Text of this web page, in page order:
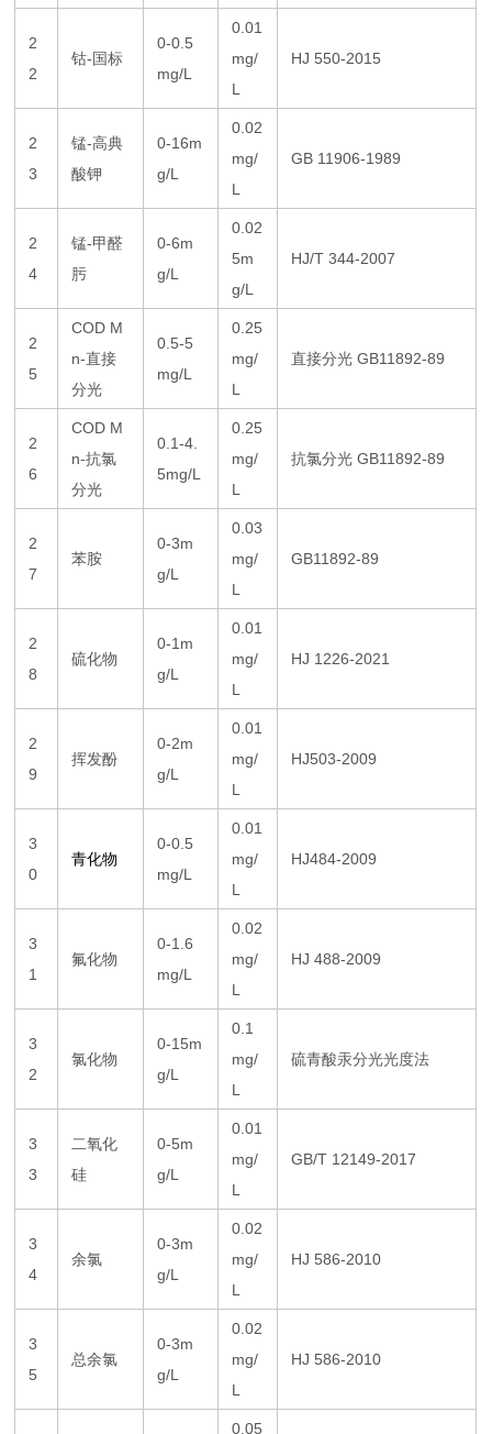
2
2
钴-国标
0-0.5
mg/L
0.01
mg/
L
HJ 550-2015
2
3
锰-高典
酸钾
0-16m
g/L
0.02
mg/
L
GB 11906-1989
2
4
锰-甲醛
肟
0-6m
g/L
0.02
5m
g/L
HJ/T 344-2007
2
5
COD M
n-直接
分光
0.5-5
mg/L
0.25
mg/
L
直接分光 GB11892-89
2
6
COD M
n-抗氯
分光
0.1-4.
5mg/L
0.25
mg/
L
抗氯分光 GB11892-89
2
7
苯胺
0-3m
g/L
0.03
mg/
L
GB11892-89
2
8
硫化物
0-1m
g/L
0.01
mg/
L
HJ 1226-2021
2
9
挥发酚
0-2m
g/L
0.01
mg/
L
HJ503-2009
3
0
青化物
0-0.5
mg/L
0.01
mg/
L
HJ484-2009
3
1
氟化物
0-1.6
mg/L
0.02
mg/
L
HJ 488-2009
3
2
氯化物
0-15m
g/L
0.1
mg/
L
硫青酸汞分光光度法
3
3
二氧化
硅
0-5m
g/L
0.01
mg/
L
GB/T 12149-2017
3
4
余氯
0-3m
g/L
0.02
mg/
L
HJ 586-2010
3
5
总余氯
0-3m
g/L
0.02
mg/
L
HJ 586-2010
0.05